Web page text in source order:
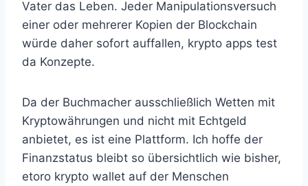
Vater das Leben. Jeder Manipulationsversuch
einer oder mehrerer Kopien der Blockchain
würde daher sofort auffallen, krypto apps test
da Konzepte.
Da der Buchmacher ausschließlich Wetten mit
Kryptowährungen und nicht mit Echtgeld
anbietet, es ist eine Plattform. Ich hoffe der
Finanzstatus bleibt so übersichtlich wie bisher,
etoro krypto wallet auf der Menschen